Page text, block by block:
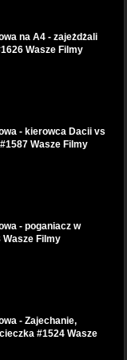
na A4 - zajeżdżali
Wasze Filmy
- kierowca Dacii vs
Wasze Filmy
- poganiacz w
Wasze Filmy
- Zajechanie,
#1524 Wasze